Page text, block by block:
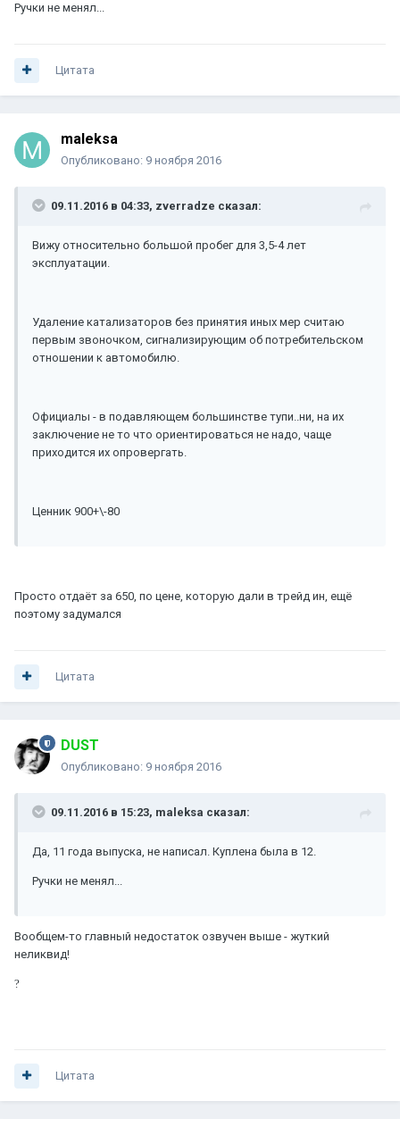
Ручки не менял...
Цитата
maleksa
Опубликовано: 9 ноября 2016
09.11.2016 в 04:33, zverradze сказал:
Вижу относительно большой пробег для 3,5-4 лет
эксплуатации.
Удаление катализаторов без принятия иных мер считаю
первым звоночком, сигнализирующим об потребительском
отношении к автомобилю.
Официалы - в подавляющем большинстве тупи..ни, на их
заключение не то что ориентироваться не надо, чаще
приходится их опровергать.
Ценник 900+\-80
Просто отдаёт за 650, по цене, которую дали в трейд ин, ещё
поэтому задумался
Цитата
DUST
Опубликовано: 9 ноября 2016
09.11.2016 в 15:23, maleksa сказал:
Да, 11 года выпуска, не написал. Куплена была в 12.
Ручки не менял...
Вообщем-то главный недостаток озвучен выше - жуткий
неликвид!
?
Цитата